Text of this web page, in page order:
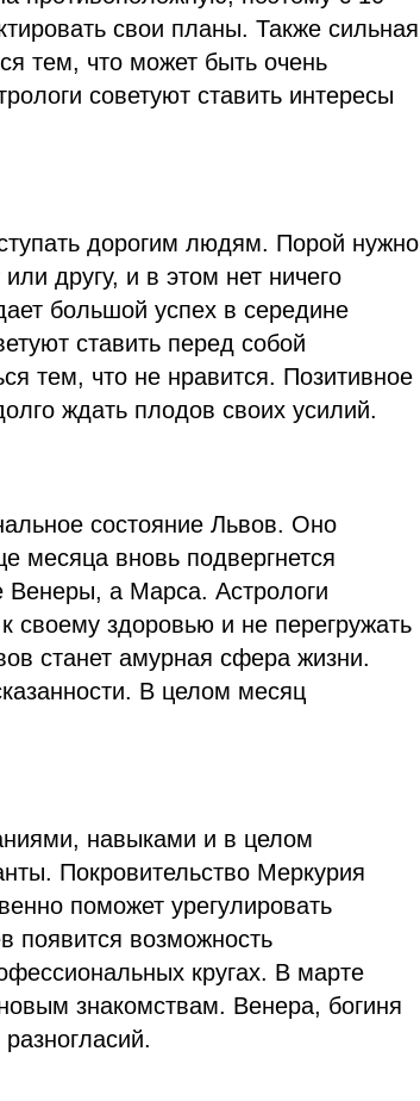
свои планы. Также сильная
тем, что может быть очень
советуют ставить интересы
дорогим людям. Порой нужно
другу, и в этом нет ничего
большой успех в середине
ставить перед собой
тем, что не нравится. Позитивное
ждать плодов своих усилий.
состояние Львов. Оно
месяца вновь подвергнется
Венеры, а Марса. Астрологи
своему здоровью и не перегружать
станет амурная сфера жизни.
В целом месяц
навыками и в целом
Покровительство Меркурия
поможет урегулировать
возможность
кругах. В марте
знакомствам. Венера, богиня